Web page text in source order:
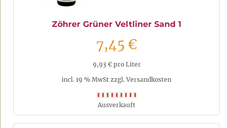
Zöhrer Grüner Veltliner Sand 1
7,45 €
9,93 € pro Liter
incl. 19 % MwSt zzgl. Versandkosten
Ausverkauft